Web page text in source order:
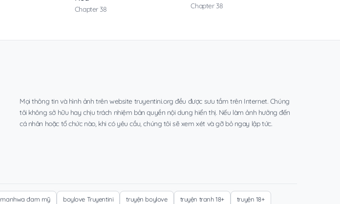
Chapter 38 Chapter 38
Mọi thông tin và hình ảnh trên website truyentini.org đều được sưu tầm trên Internet. Chúng
tôi không sở hữu hay chịu trách nhiệm bản quyền nội dung hiển thị. Nếu làm ảnh hưởng đến
cá nhân hoặc tổ chức nào, khi có yêu cầu, chúng tôi sẽ xem xét và gỡ bỏ ngay lập tức.
manhwa đam mỹ boylove Truyentini truyện boylove truyện tranh 18+ truyện 18+